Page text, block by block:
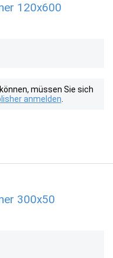
120x600
müssen Sie sich
anmelden
300x50